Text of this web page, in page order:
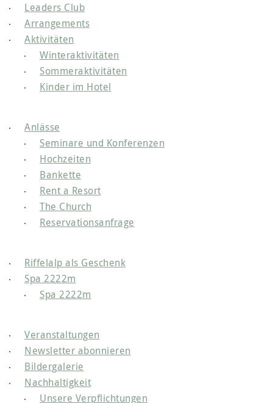
Leaders Club
Arrangements
Aktivitäten
Winteraktivitäten
Sommeraktivitäten
Kinder im Hotel
Anlässe
Seminare und Konferenzen
Hochzeiten
Bankette
Rent a Resort
The Church
Reservationsanfrage
Riffelalp als Geschenk
Spa 2222m
Spa 2222m
Veranstaltungen
Newsletter abonnieren
Bildergalerie
Nachhaltigkeit
Unsere Verpflichtungen